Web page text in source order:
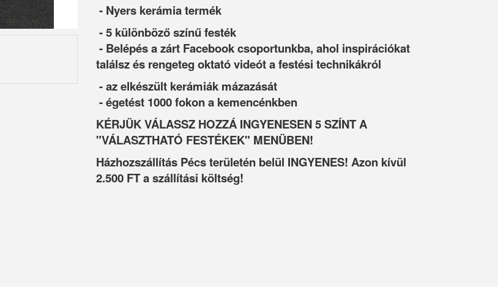
- Nyers kerámia termék
- 5 különböző színű festék
- Belépés a zárt Facebook csoportunkba, ahol inspirációkat
találsz és rengeteg oktató videót a festési technikákról
- az elkészült kerámiák mázazását
- égetést 1000 fokon a kemencénkben
KÉRJÜK VÁLASSZ HOZZÁ INGYENESEN 5 SZÍNT A
"VÁLASZTHATÓ FESTÉKEK" MENÜBEN!
Házhozszállítás Pécs területén belül INGYENES! Azon kívül
2.500 FT a szállítási költség!